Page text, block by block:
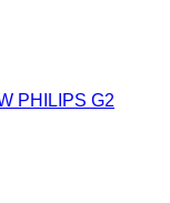
PHILIPS G2